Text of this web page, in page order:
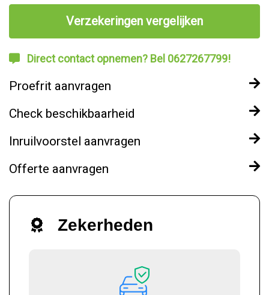
Verzekeringen vergelijken
Direct contact opnemen? Bel 0627267799!
Proefrit aanvragen
Check beschikbaarheid
Inruilvoorstel aanvragen
Offerte aanvragen
Zekerheden